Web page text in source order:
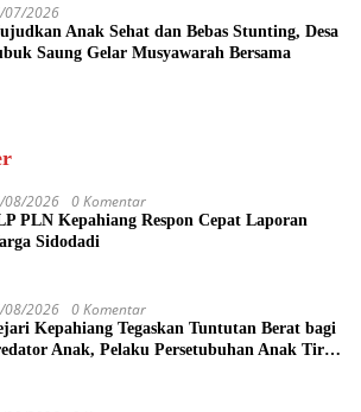
07/2026
Anak Sehat dan Bebas Stunting, Desa
Saung Gelar Musyawarah Bersama
08/2026 0 Komentar
PLN Kepahiang Respon Cepat Laporan
Sidodadi
08/2026 0 Komentar
Kepahiang Tegaskan Tuntutan Berat bagi
Anak, Pelaku Persetubuhan Anak Tiri